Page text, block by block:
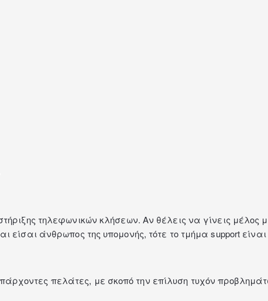
τηλεφωνικών κλήσεων. Αν θέλεις να γίνεις μέλος
άνθρωπος της υπομονής, τότε το τμήμα support είναι
πελάτες, με σκοπό την επίλυση τυχόν